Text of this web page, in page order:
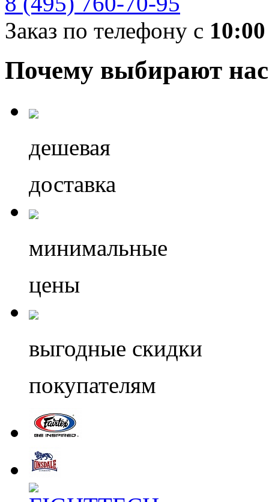
Заказ по телефону с 10:00
Почему выбирают нас
дешевая
доставка
минимальные
цены
выгодные скидки
покупателям